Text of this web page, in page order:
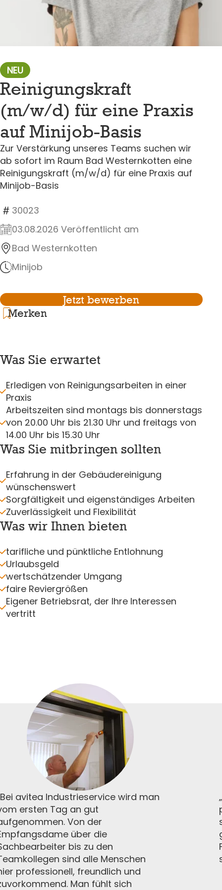
NEU
Reinigungskraft
(m/w/d) für eine Praxis
auf Minijob-Basis
Zur Verstärkung unseres Teams suchen wir
ab sofort im Raum Bad Westernkotten eine
Reinigungskraft (m/w/d) für eine Praxis auf
Minijob-Basis
30023
03.08.2026 Veröffentlicht am
Bad Westernkotten
Minijob
Jetzt bewerben
Merken
Was Sie erwartet
Erledigen von Reinigungsarbeiten in einer
Praxis
Arbeitszeiten sind montags bis donnerstags
von 20.00 Uhr bis 21.30 Uhr und freitags von
14.00 Uhr bis 15.30 Uhr
Was Sie mitbringen sollten
Erfahrung in der Gebäudereinigung
wünschenswert
Sorgfältigkeit und eigenständiges Arbeiten
Zuverlässigkeit und Flexibilität
Was wir Ihnen bieten
tarifliche und pünktliche Entlohnung
Urlaubsgeld
wertschätzender Umgang
faire Reviergrößen
Eigener Betriebsrat, der Ihre Interessen
vertritt
avitea Industrieservice wird man
ersten Tag an gut
Von der
über die
bis zu den
sind alle Menschen
professionell, freundlich und
Man fühlt sich